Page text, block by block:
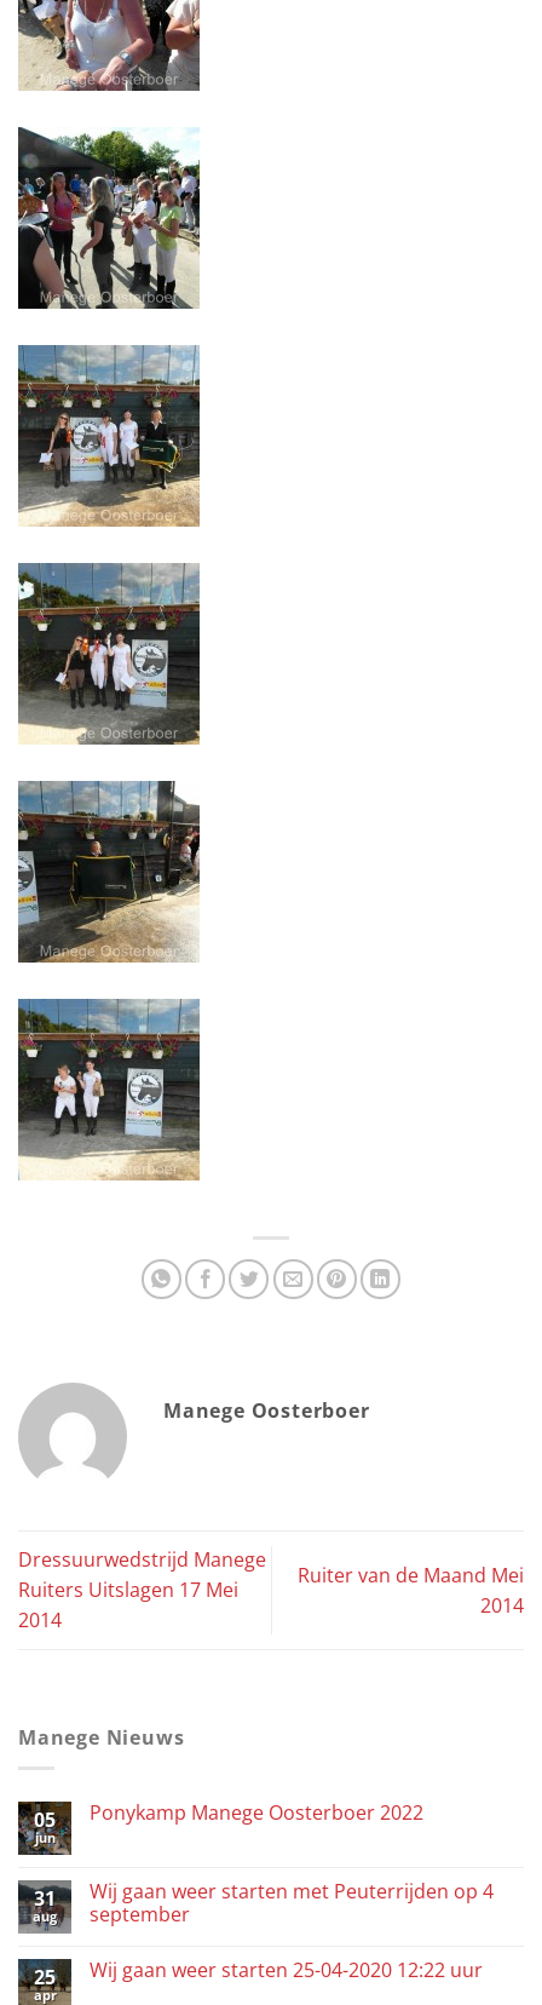
Manege Oosterboer
Dressuurwedstrijd Manege
Ruiters Uitslagen 17 Mei
2014
Ruiter van de Maand Mei
2014
Manege Nieuws
05
jun
Ponykamp Manege Oosterboer 2022
31
aug
Wij gaan weer starten met Peuterrijden op 4
september
25
apr
Wij gaan weer starten 25-04-2020 12:22 uur